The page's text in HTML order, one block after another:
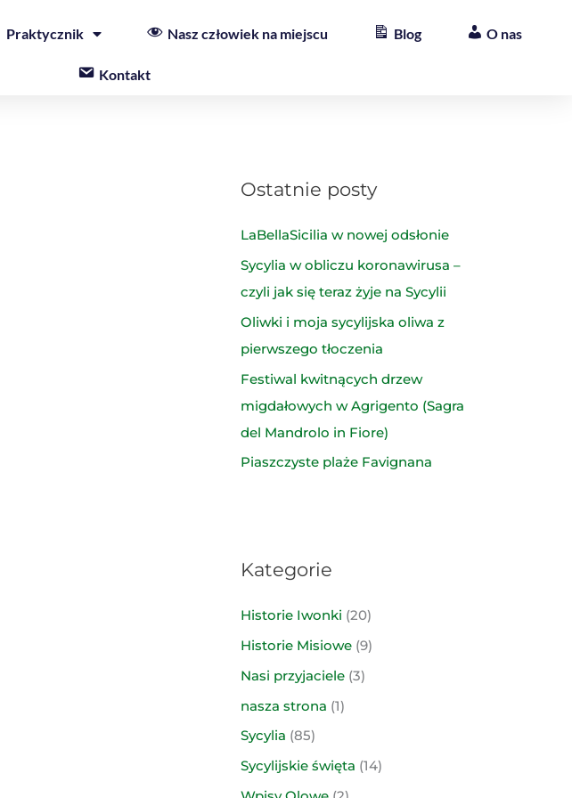
Praktycznik Nasz człowiek na miejscu Blog O nas
Kontakt
Ostatnie posty
LaBellaSicilia w nowej odsłonie
Sycylia w obliczu koronawirusa –
czyli jak się teraz żyje na Sycylii
Oliwki i moja sycylijska oliwa z
pierwszego tłoczenia
Festiwal kwitnących drzew
migdałowych w Agrigento (Sagra
del Mandrolo in Fiore)
Piaszczyste plaże Favignana
Kategorie
Historie Iwonki (20)
Historie Misiowe (9)
Nasi przyjaciele (3)
nasza strona (1)
Sycylia (85)
Sycylijskie święta (14)